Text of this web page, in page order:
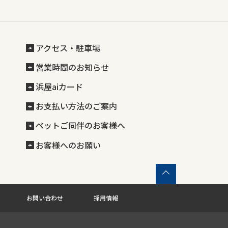
アクセス・駐車場
営業時間のお知らせ
浜屋aiカード
お支払い方法のご案内
ペットご同伴のお客様へ
お客様へのお願い
お問い合わせ 採用情報